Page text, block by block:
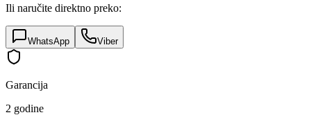
Ili naručite direktno preko:
WhatsApp Viber
Garancija
2 godine